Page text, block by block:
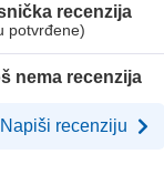
recenzija
potvrđene)
nema recenzija
Napiši recenziju